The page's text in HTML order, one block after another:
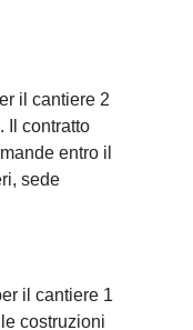
il cantiere 2
Il contratto
entro il
sede
il cantiere 1
costruzioni